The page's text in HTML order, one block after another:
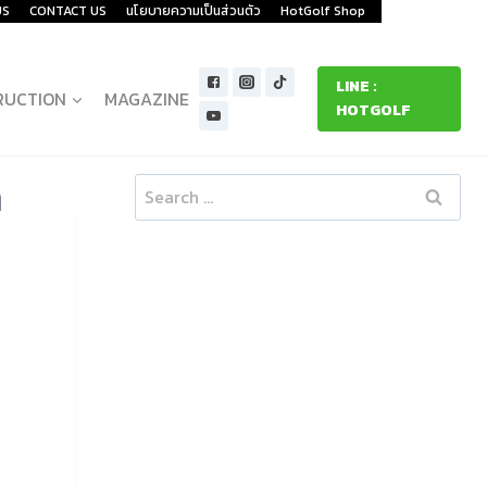
CONTACT US นโยบายความเป็นส่วนตัว HotGolf Shop
MAGAZINE
LINE :
HOTGOLF
Search
for: